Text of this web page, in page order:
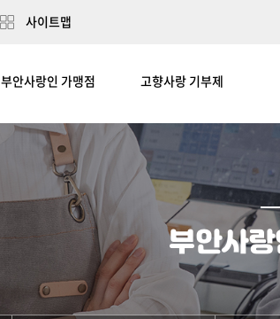
사이트맵
부안사랑인 가맹점 고향사랑 기부제
부안사